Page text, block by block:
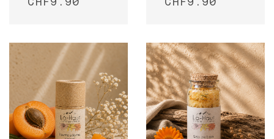
CHF 9.90 CHF 9.90